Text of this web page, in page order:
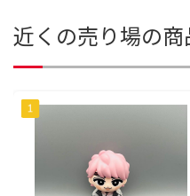
近くの売り場の商